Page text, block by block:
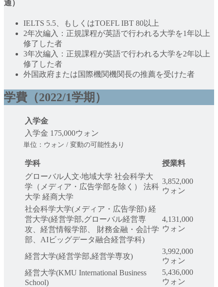
通）
IELTS 5.5、もしくはTOEFL IBT 80以上
2年次編入：正規課程が英語で行われる大学を1年以上
修了した者
3年次編入：正規課程が英語で行われる大学を2年以上
修了した者
外国政府または国際機関機関長の推薦を受けた者
学費（2022/1学期）
入学金
入学金 175,000ウォン
単位：ウォン / 変動の可能性あり
学科
授業料
グローバル人文‧地域大学 社会科学大
学（メディア・広告学部を除く） 法科
大学 経商大学
3,852,000
ウォン
社会科学大学(メディア・広告学部) 経
営大学(経営学部,グローバル経営専
攻、経営情報学部、 財務金融・会計学
部、AIビッグデータ融合経営学科)
4,131,000
ウォン
経営大学(経営学部,経営学専攻)
3,992,000
ウォン
経営大学(KMU International Business
School)
5,436,000
ウォン